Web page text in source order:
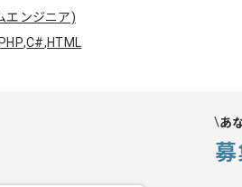
エンジニア)
PHP,C#,HTML
あ